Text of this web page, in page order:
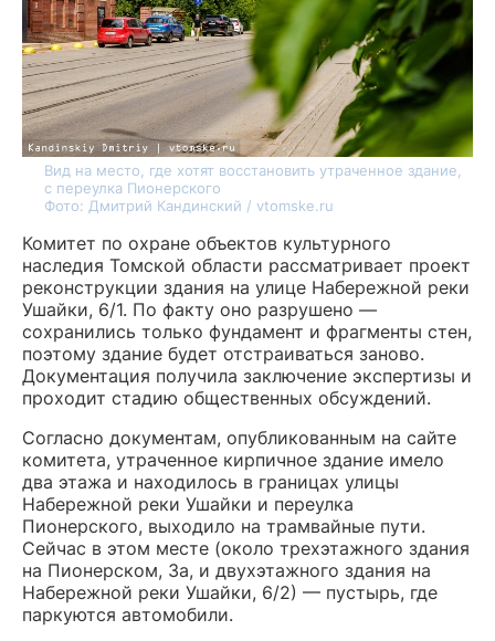
Вид на место, где хотят восстановить утраченное здание,
с переулка Пионерского
Фото: Дмитрий Кандинский / vtomske.ru
Комитет по охране объектов культурного
наследия Томской области рассматривает проект
реконструкции здания на улице Набережной реки
Ушайки, 6/1. По факту оно разрушено —
сохранились только фундамент и фрагменты стен,
поэтому здание будет отстраиваться заново.
Документация получила заключение экспертизы и
проходит стадию общественных обсуждений.
Согласно документам, опубликованным на сайте
комитета, утраченное кирпичное здание имело
два этажа и находилось в границах улицы
Набережной реки Ушайки и переулка
Пионерского, выходило на трамвайные пути.
Сейчас в этом месте (около трехэтажного здания
на Пионерском, 3а, и двухэтажного здания на
Набережной реки Ушайки, 6/2) — пустырь, где
паркуются автомобили.